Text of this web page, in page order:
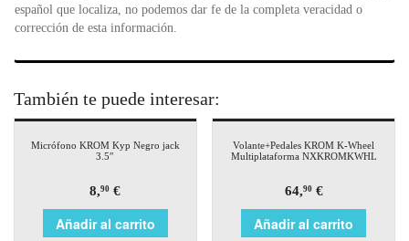
español que localiza, no podemos dar fe de la completa veracidad o
corrección de esta información.
También te puede interesar:
Micrófono KROM Kyp Negro jack
3.5″
8,90 €
Añadir al carrito
Volante+Pedales KROM K-Wheel
Multiplataforma NXKROMKWHL
64,90€
Añadir al carrito